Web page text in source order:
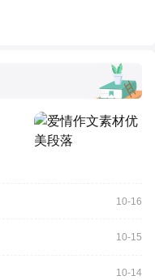
10-16
10-15
10-14